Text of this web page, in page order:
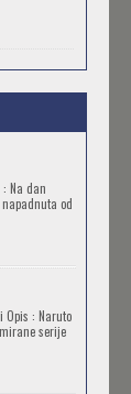
Na dan
od
Opis : Naruto
serije